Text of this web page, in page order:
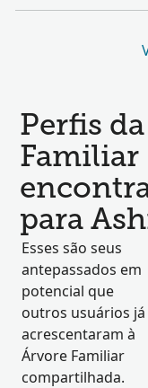
Perfis
Familiar
para
Esses são seus
antepassados em
potencial que
outros usuários já
acrescentaram à
Árvore Familiar
compartilhada.